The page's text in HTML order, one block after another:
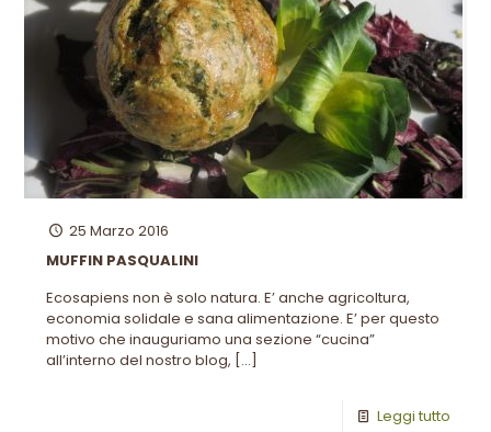
25 Marzo 2016
MUFFIN PASQUALINI
Ecosapiens non è solo natura. E’ anche agricoltura,
economia solidale e sana alimentazione. E’ per questo
motivo che inauguriamo una sezione “cucina”
all’interno del nostro blog, […]
Leggi tutto